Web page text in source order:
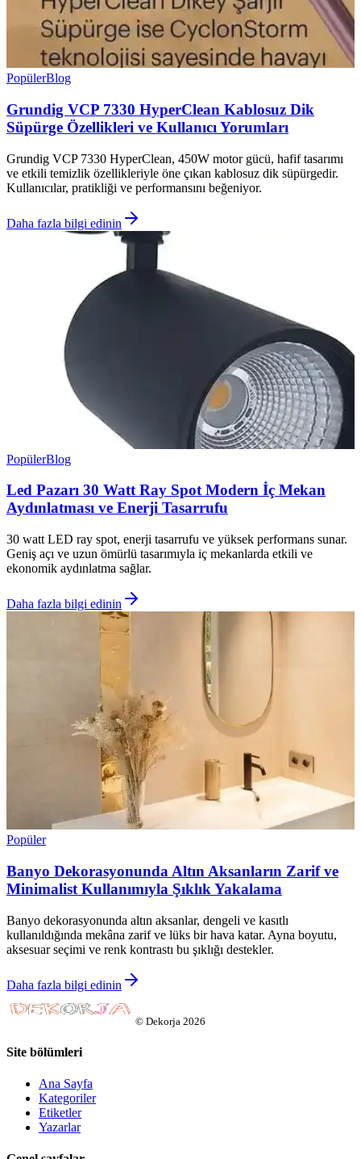
PopülerBlog
Grundig VCP 7330 HyperClean Kablosuz Dik
Süpürge Özellikleri ve Kullanıcı Yorumları
Grundig VCP 7330 HyperClean, 450W motor gücü, hafif tasarımı
ve etkili temizlik özellikleriyle öne çıkan kablosuz dik süpürgedir.
Kullanıcılar, pratikliği ve performansını beğeniyor.
Daha fazla bilgi edinin
PopülerBlog
Led Pazarı 30 Watt Ray Spot Modern İç Mekan
Aydınlatması ve Enerji Tasarrufu
30 watt LED ray spot, enerji tasarrufu ve yüksek performans sunar.
Geniş açı ve uzun ömürlü tasarımıyla iç mekanlarda etkili ve
ekonomik aydınlatma sağlar.
Daha fazla bilgi edinin
Popüler
Banyo Dekorasyonunda Altın Aksanların Zarif ve
Minimalist Kullanımıyla Şıklık Yakalama
Banyo dekorasyonunda altın aksanlar, dengeli ve kasıtlı
kullanıldığında mekâna zarif ve lüks bir hava katar. Ayna boyutu,
aksesuar seçimi ve renk kontrastı bu şıklığı destekler.
Daha fazla bilgi edinin
© Dekorja 2026
Site bölümleri
Ana Sayfa
Kategoriler
Etiketler
Yazarlar